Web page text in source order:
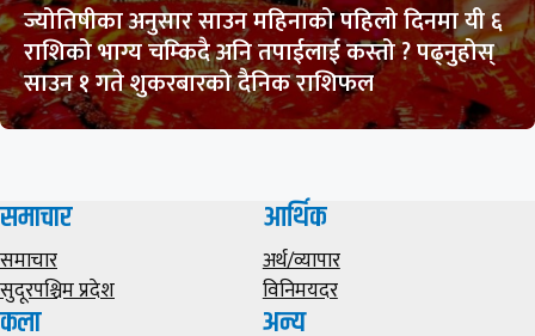
ज्योतिषीका अनुसार साउन महिनाको पहिलो दिनमा यी ६
राशिको भाग्य चम्किदै अनि तपाईलाई कस्तो ? पढ्नुहोस्
साउन १ गते शुकरबारको दैनिक राशिफल
समाचार
समाचार
सुदूरपश्चिम प्रदेश
आर्थिक
अर्थ/व्यापार
विनिमयदर
कला अन्य